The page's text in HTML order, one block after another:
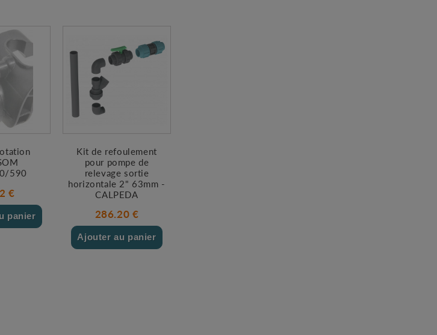
590
€
panier
Kit de refoulement
pour pompe de
relevage sortie
horizontale 2" 63mm -
CALPEDA
286.20 €
Ajouter au panier